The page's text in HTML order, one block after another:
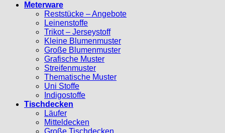
Meterware
Reststücke – Angebote
Leinenstoffe
Trikot – Jerseystoff
Kleine Blumenmuster
Große Blumenmuster
Grafische Muster
Streifenmuster
Thematische Muster
Uni Stoffe
Indigostoffe
Tischdecken
Läufer
Mitteldecken